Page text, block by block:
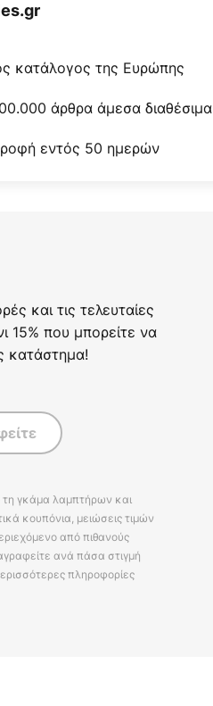
κατάλογος της Ευρώπης
άρθρα άμεσα διαθέσιμα
εντός 50 ημερών
και τις τελευταίες
15% που μπορείτε να
κατάστημα!
τη γκάμα λαμπτήρων και
κουπόνια, μειώσεις τιμών
από πιθανούς
ανά πάσα στιγμή
πληροφορίες